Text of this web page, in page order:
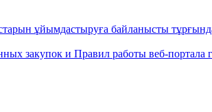
ұйымдастыруға байланысты
закупок и Правил работы веб-портала